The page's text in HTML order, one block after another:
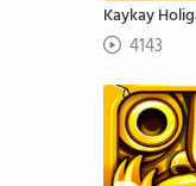
Kaykay
4143